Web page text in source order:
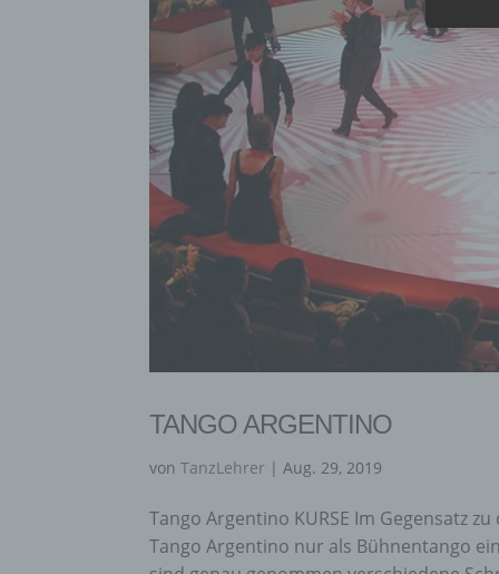
TANGO ARGENTINO
vonTanzLehrer |Aug. 29, 2019
Tango Argentino KURSE Im Gegensatz
Tango Argentino nur als Bühnentango